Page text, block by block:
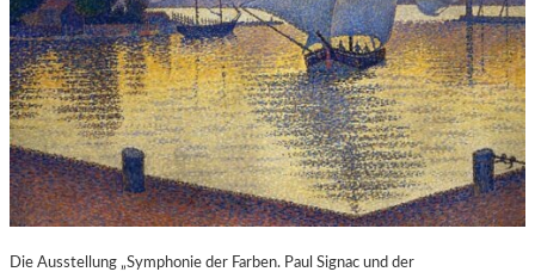
Die Ausstellung „Symphonie der Farben. Paul Signac und der